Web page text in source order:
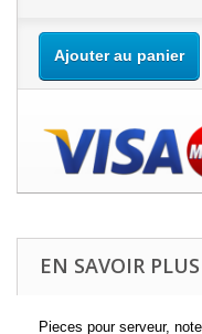
Ajouter au panier
EN SAVOIR PLUS
Pieces pour serveur,